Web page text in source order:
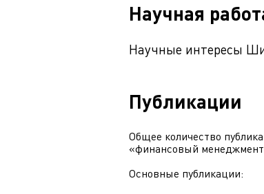
Научная
Научные интересы
Публикации
Общее количество
«финансовый
Основные публикации: